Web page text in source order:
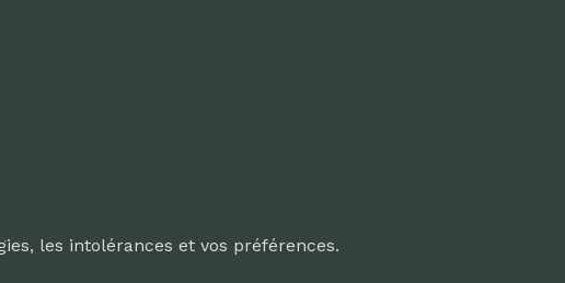
les intolérances et vos préférences.